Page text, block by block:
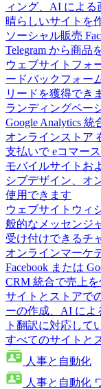
ィング、AI によ
晴らしいサイトを
ソーシャル販売
Telegram から商品
ウェブサイトフォ
ードバックフォー
リードを獲得でき
ランディングペー
Google Analytics
オンラインストア
支払いで eコマー
モバイルサイトお
シブデザイン、オ
使用できます
ウェブサイトウィ
般的なメッセンジ
受け付けできるチ
オンラインマーケ
Facebook または
CRM 統合で売上
サイトとストアで
ーの作成、AI によ
ト翻訳に対応して
すべてのサイトと
人事と自動化
人事と自動化